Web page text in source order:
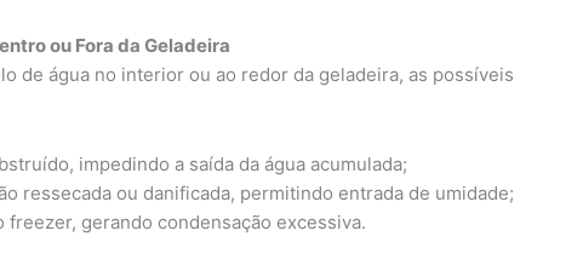
ou Fora da Geladeira
de água no interior ou ao redor da geladeira, as possíveis
impedindo a saída da água acumulada;
ressecada ou danificada, permitindo entrada de umidade;
freezer, gerando condensação excessiva.